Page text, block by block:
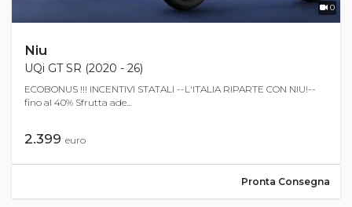
0
Niu
UQi GT SR (2020 - 26)
ECOBONUS !!! INCENTIVI STATALI --L'ITALIA RIPARTE CON NIU!--
fino al 40% Sfrutta ade...
2.399 euro
Pronta Consegna